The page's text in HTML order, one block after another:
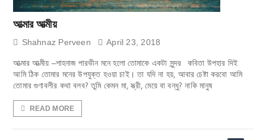
আত্মার আত্মীয়
Shahnaz Perveen April 23, 2018
আত্মার আত্মীয় –শাহনাজ পারভীন মনে হলো তোমাকে একটা সুন্দর কবিতা উপহার দিই
আমি ঠিক তোমার মনের উপযুক্ত হওয়া চাই। তা যদি না হয়, আবার চেষ্টা করবো আমি
তোমার গুণাবলীর কথা বলব? তুমি কেমন মা, স্ত্রী, মেয়ে বা বন্ধু? নাকি মানুষ
READ MORE